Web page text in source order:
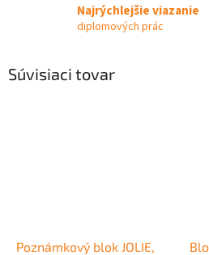
Najrýchlejšie viazanie
diplomových prác
Súvisiaci tovar
Poznámkový blok JOLIE,